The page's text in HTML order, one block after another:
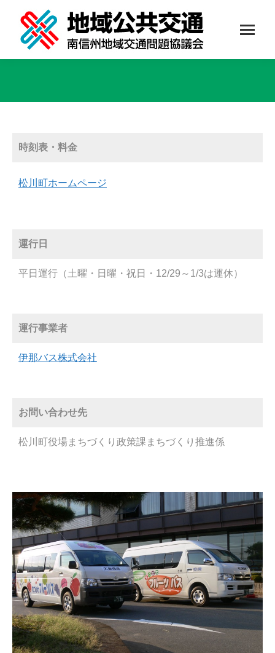
時刻表・料金
松川町ホームページ
運行日
平日運行（土曜・日曜・祝日・12/29～1/3は運休）
運行事業者
伊那バス株式会社
お問い合わせ先
松川町役場まちづくり政策課まちづくり推進係